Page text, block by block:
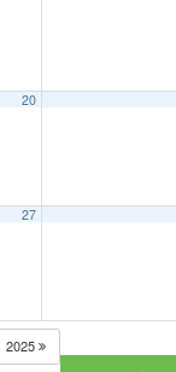
20
27
2025